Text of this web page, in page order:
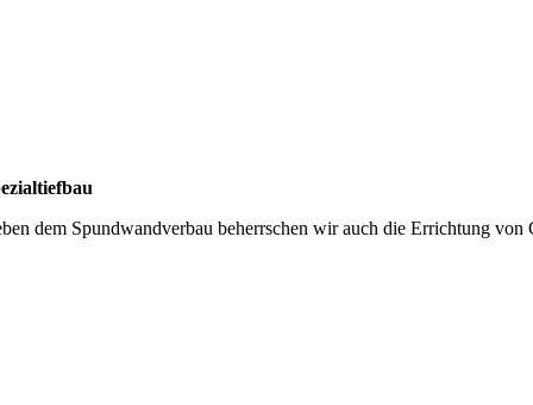
dem Spundwandverbau beherrschen wir auch die Errichtung